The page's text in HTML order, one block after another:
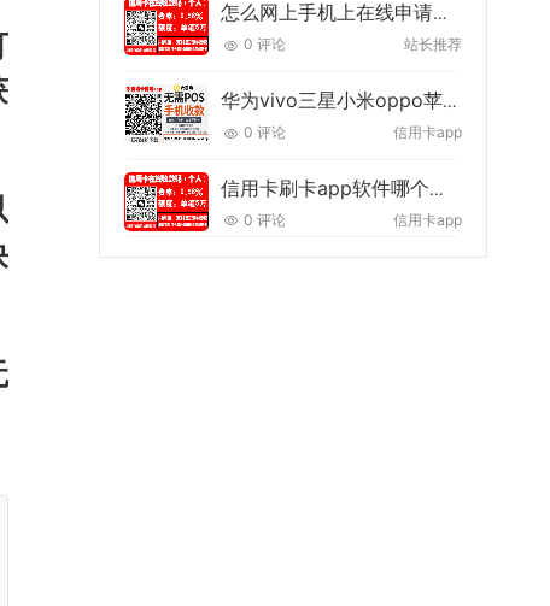
怎么网上手机上在线申请银行信用卡【申请条件+技巧】
0 评论 站长推荐
华为vivo三星小米oppo苹果手机刷卡软件推荐
0 评论 信用卡app
信用卡刷卡app软件哪个好？推荐一款2022年最好的刷卡app
0 评论 信用卡app